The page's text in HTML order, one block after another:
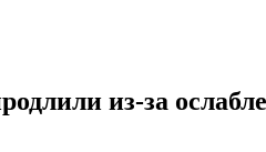
из-за